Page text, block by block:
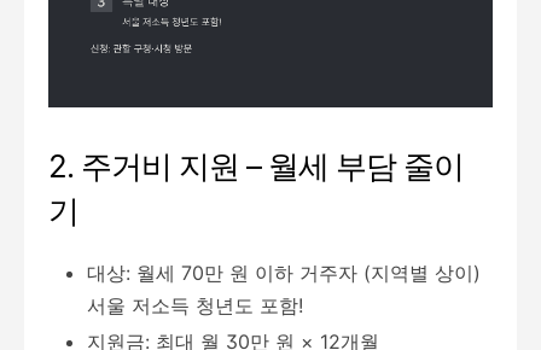
2. 주거비 지원 – 월세 부담 줄이
기
대상: 월세 70만 원 이하 거주자 (지역별 상이)
서울 저소득 청년도 포함!
지원금: 최대 월 30만 원 × 12개월